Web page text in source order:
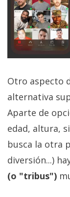
derechos
reservados.
Otro aspecto
alternativa
Aparte de
edad, altura,
busca la otra
diversión...)
(o "tribus")